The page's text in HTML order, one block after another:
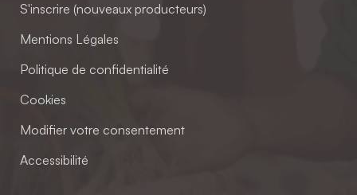
S'inscrire (nouveaux producteurs)
Mentions Légales
Politique de confidentialité
Cookies
Modifier votre consentement
Accessibilité